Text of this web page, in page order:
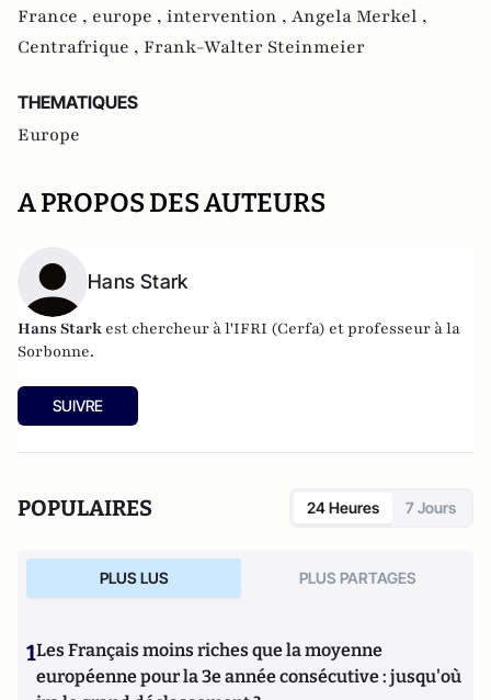
France , europe , intervention , Angela Merkel ,
Centrafrique , Frank-Walter Steinmeier
THEMATIQUES
Europe
A PROPOS DES AUTEURS
Hans Stark
Hans Stark est chercheur à l'IFRI (Cerfa) et professeur à la
Sorbonne.
SUIVRE
POPULAIRES 24 Heures 7 Jours
PLUS LUS PLUS PARTAGES
1Les Français moins riches que la moyenne
européenne pour la 3e année consécutive : jusqu'où